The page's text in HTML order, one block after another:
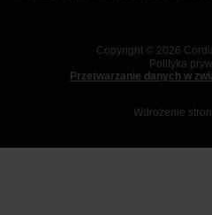
Copyright © 2026
Polityka
Przetwarzanie danych w
Wdrożenie